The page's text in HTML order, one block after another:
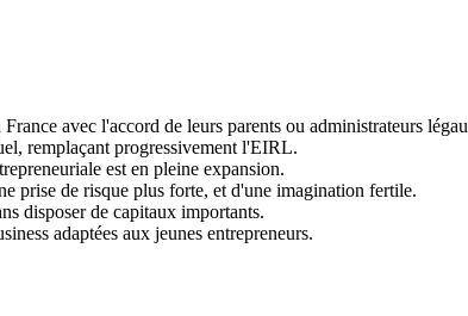
avec l'accord de leurs parents ou administrateurs
remplaçant progressivement l'EIRL.
est en pleine expansion.
prise de risque plus forte, et d'une imagination fertile.
disposer de capitaux importants.
adaptées aux jeunes entrepreneurs.